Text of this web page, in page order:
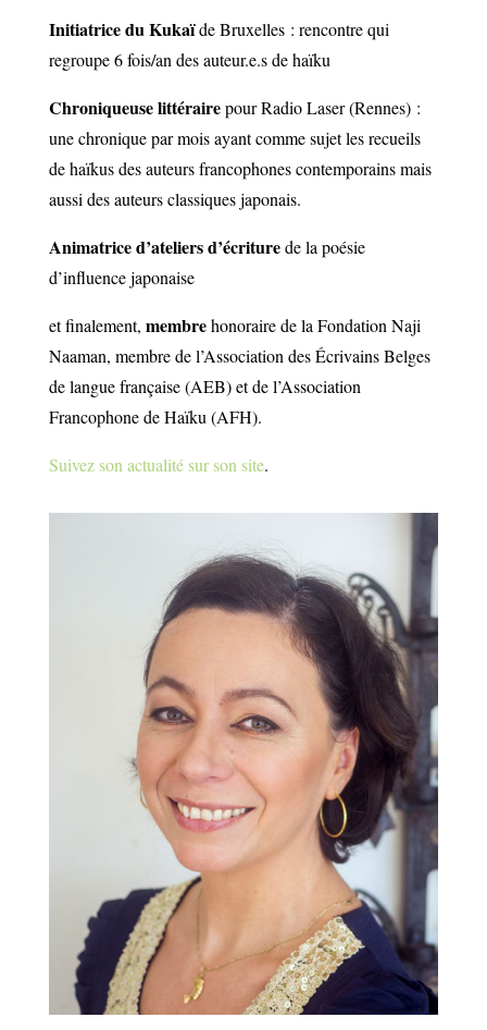
Initiatrice du Kukaïde Bruxelles : rencontre qui
regroupe 6 fois/an des auteur.e.s de haïku
Chroniqueuse littérairepour Radio Laser (Rennes) :
une chronique par mois ayant comme sujet les recueils
de haïkus des auteurs francophones contemporains mais
aussi des auteurs classiques japonais.
Animatrice d’ateliers d’écriturede la poésie
d’influence japonaise
et finalement, membrehonoraire de la Fondation Naji
Naaman, membre de l’Association des Écrivains Belges
de langue française (AEB) et de l’Association
Francophone de Haïku (AFH).
Suivez son actualité sur son site.